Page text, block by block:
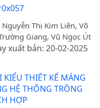
Thị Kim Liên, Võ
Giang, Vũ Ngọc Út
xuất bản: 20-02-2025
THIẾT KẾ MÁNG
HỆ THỐNG TRỒNG
HỢP